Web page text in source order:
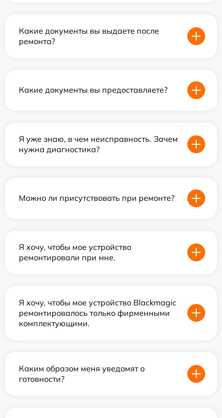
Какие документы вы выдаете после
ремонта?
Какие документы вы предоставляете?
Я уже знаю, в чем неисправность. Зачем
нужна диагностика?
Можно ли присутствовать при ремонте?
Я хочу, чтобы мое устройство
ремонтировали при мне.
Я хочу, чтобы мое устройство Blackmagic
ремонтировалось только фирменными
комплектующими.
Каким образом меня уведомят о
готовности?